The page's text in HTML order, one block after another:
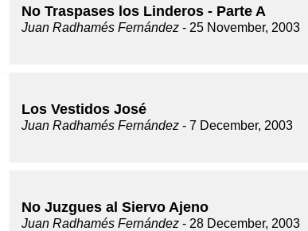
No Traspases los Linderos - Parte A
Juan Radhamés Fernández - 25 November, 2003
Los Vestidos José
Juan Radhamés Fernández - 7 December, 2003
No Juzgues al Siervo Ajeno
Juan Radhamés Fernández - 28 December, 2003